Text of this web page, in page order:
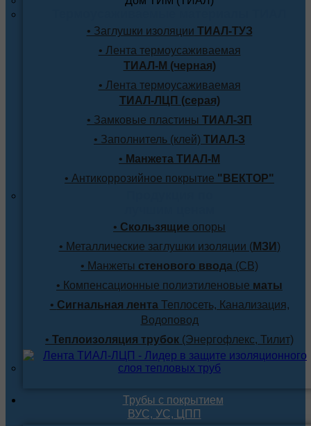
• Заглушки изоляции ТИАЛ-ТУЗ
• Лента термоусаживаемая
ТИАЛ-М (черная)
• Лента термоусаживаемая
ТИАЛ-ЛЦП (серая)
• Замковые пластины ТИАЛ-ЗП
• Заполнитель (клей) ТИАЛ-З
• Манжета ТИАЛ-М
• Антикоррозийное покрытие "ВЕКТОР"
• Скользящие опоры
• Металлические заглушки изоляции (МЗИ )
• Манжеты стенового ввода (СВ)
• Компенсационные полиэтиленовые маты
• Сигнальная лентаТеплосеть, Канализация,
Водоповод
• Теплоизоляция трубок (Энергофлекс, Тилит)
Трубы с покрытием
ВУС, УС, ЦПП